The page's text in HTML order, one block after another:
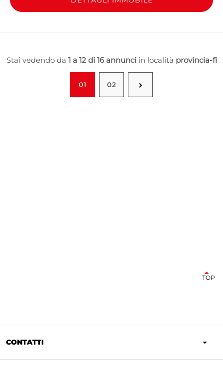
Stai vedendo da 1 a 12 di 16 annunciin località provincia-fi
01 02
TOP
CONTATTI